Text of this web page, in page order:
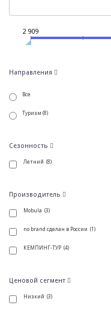
2 909
Направления
Все
Туризм (8)
Сезонность
Летний (8)
Производитель
Mobula (3)
no brand сделан в России (1)
КЕМПИНГ-ТУР (4)
Ценовой сегмент
Низкий (3)